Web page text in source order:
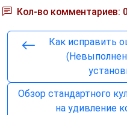
Кол-во комментариев: 0
Как исправить
Обзор стандартного
на удивление